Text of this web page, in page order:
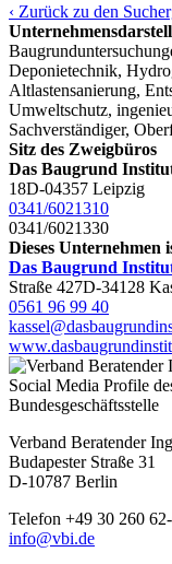
‹ Zurück zu den
Deponietechnik,
Altlastensanierung,
Umweltschutz,
Sachverständiger,
Sitz des Zweigbüros
Das Baugrund
18D-04357 Leipzig
0341/6021310
0341/6021330
Dieses Unternehmen
Das Baugrund
Straße 427D-34128
0561 96 99 40
Social Media Profile
Bundesgeschäftsstelle
Verband Beratender
Budapester Straße 31
D-10787 Berlin
Telefon +49 30 260
info@vbi.de